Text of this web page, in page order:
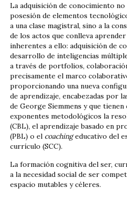
La adquisición de conocimiento no
posesión de elementos
a una clase magistral, sino a la
de los actos que conlleva
inherentes a ello: adquisición de
desarrollo de inteligencias
a través de portfolios,
precisamente el marco
proporcionando una nueva
de aprendizaje, encabezadas por
de George Siemmens y que
exponentes metodológicos la
(CBL), el aprendizaje basado en
(PBL) o el coachingeducativo del
currículo (SCC).
La formación cognitiva del ser,
a la necesidad social de ser
espacio mutables y céleres.